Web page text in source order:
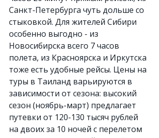
Санкт-Петербурга чуть дольше со
стыковкой. Для жителей Сибири
особенно выгодно - из
Новосибирска всего 7 часов
полета, из Красноярска и Иркутска
тоже есть удобные рейсы. Цены на
туры в Таиланд варьируются в
зависимости от сезона: высокий
сезон (ноябрь-март) предлагает
путевки от 120-130 тысяч рублей
на двоих за 10 ночей с перелетом